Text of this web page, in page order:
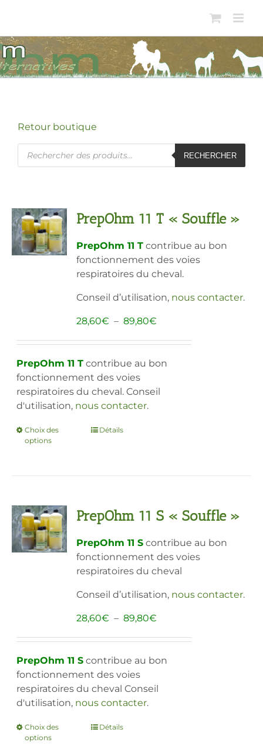
contenu
Retour boutique
Recherche
de
produits
RECHERCHER
PrepOhm 11 T « Souffle »
PrepOhm 11 T contribue au bon
fonctionnement des voies
respiratoires du cheval.
Conseil d’utilisation, nous contacter.
28,60€ – 89,80€
prix :
28,60€
89,80€
PrepOhm 11 T contribue au bon
fonctionnement des voies
respiratoires du cheval. Conseil
d'utilisation, nous contacter.
Choix des
options
Ce
options
être
choisies
sur
page
du
Détails
PrepOhm 11 S « Souffle »
PrepOhm 11 S contribue au bon
fonctionnement des voies
respiratoires du cheval
Conseil d’utilisation, nous contacter.
28,60€ – 89,80€
prix :
28,60€
89,80€
PrepOhm 11 S contribue au bon
fonctionnement des voies
respiratoires du cheval Conseil
d'utilisation, nous contacter.
Choix des
options
CeDétails